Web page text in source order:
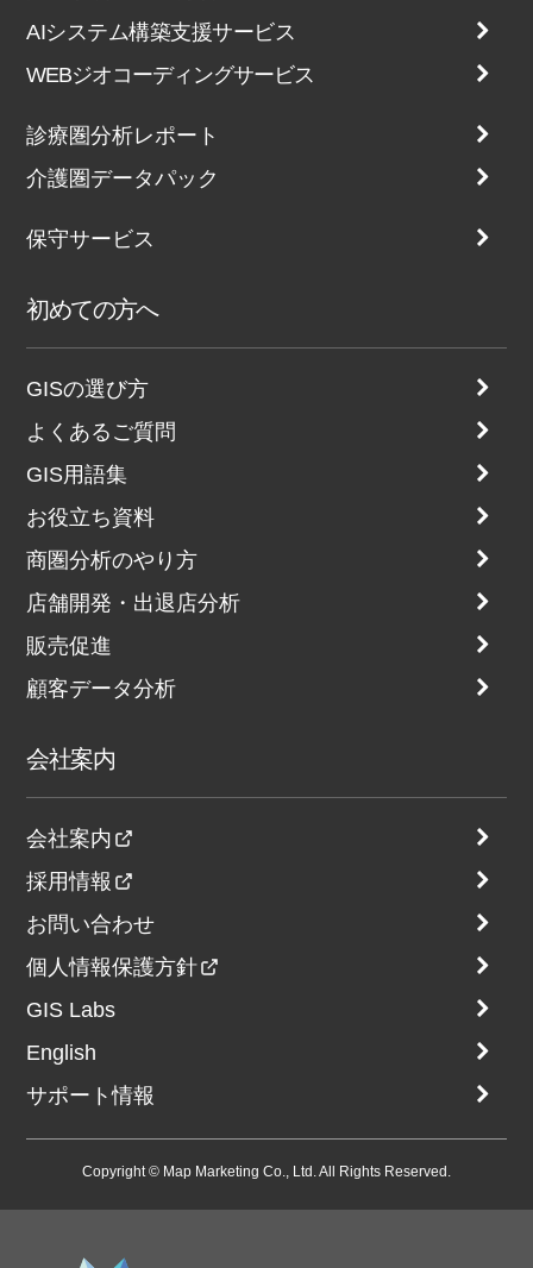
AIシステム構築支援サービス
WEBジオコーディングサービス
診療圏分析レポート
介護圏データパック
保守サービス
初めての方へ
GISの選び方
よくあるご質問
GIS用語集
お役立ち資料
商圏分析のやり方
店舗開発・出退店分析
販売促進
顧客データ分析
会社案内
会社案内
採用情報
お問い合わせ
個人情報保護方針
GIS Labs
English
サポート情報
Copyright © Map Marketing Co., Ltd. All Rights Reserved.